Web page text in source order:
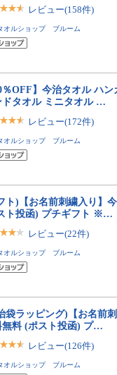
レビュー(158件)
オルショップ ブルーム
％OFF】今治タオル ハ
ドタオル ミニタオル …
レビュー(172件)
オルショップ ブルーム
ト)【お名前刺繍入り】
ト投函) プチギフト ※…
レビュー(22件)
オルショップ ブルーム
袋ラッピング)【お名前
無料 (ポスト投函) プ…
レビュー(126件)
オルショップ ブルーム